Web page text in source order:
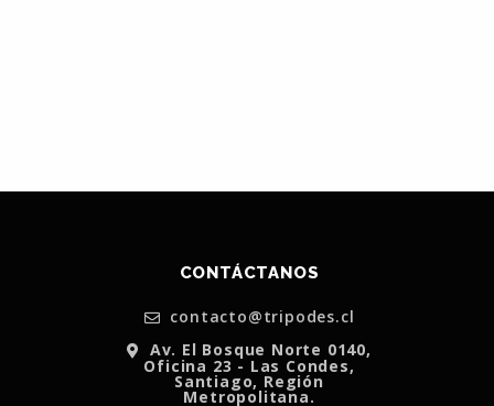
CONTÁCTANOS
contacto@tripodes.cl
Av. El Bosque Norte 0140,
Oficina 23 - Las Condes,
Santiago, Región
Metropolitana.